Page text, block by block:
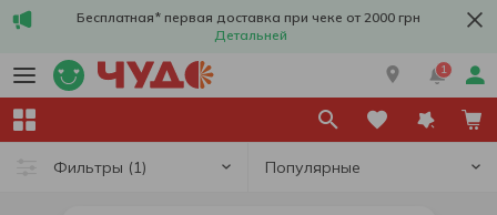
Бесплатная* первая доставка при чеке от 2000 грн
Детальней
1
Фильтры (1) Популярные